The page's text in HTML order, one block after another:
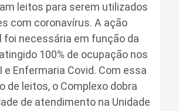
leitos para serem utilizados
com coronavírus. A ação
foi necessária em função da
100% de ocupação nos
e Enfermaria Covid. Com essa
de leitos, o Complexo dobra
de atendimento na Unidade